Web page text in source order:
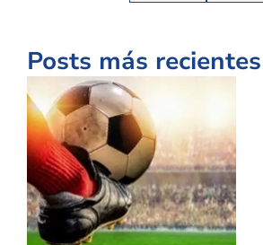
Posts más recientes